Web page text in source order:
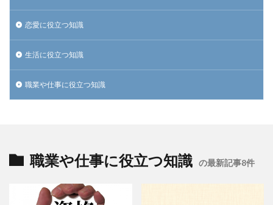
恋愛に役立つ知識
生活に役立つ知識
職業や仕事に役立つ知識
職業や仕事に役立つ知識 の最新記事8件